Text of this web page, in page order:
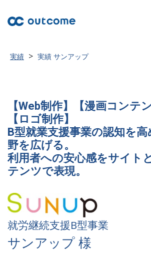
実績 > 実績 サンアップ
【Web制作】【漫画コンテ
【ロゴ制作】
B型就業支援事業の認知を
野を広げる。
利用者への安心感をサイト
テンツで表現。
就労継続支援B型事業
サンアップ 様